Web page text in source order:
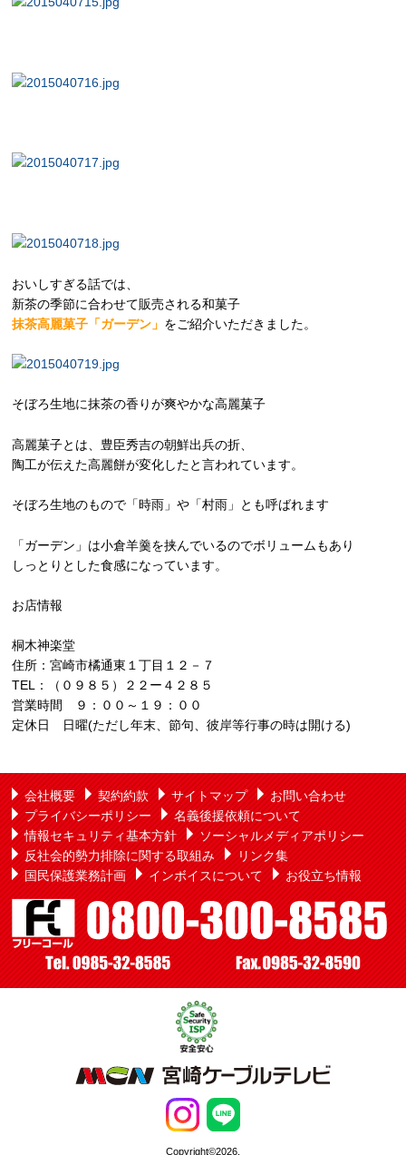
おいしすぎる話では、
新茶の季節に合わせて販売される和菓子
抹茶高麗菓子「ガーデン」 をご紹介いただきました。
そぼろ生地に抹茶の香りが爽やかな高麗菓子
高麗菓子とは、豊臣秀吉の朝鮮出兵の折、
陶工が伝えた高麗餅が変化したと言われています。
そぼろ生地のもので「時雨」や「村雨」とも呼ばれます
「ガーデン」は小倉羊羹を挟んでいるのでボリュームもあり
しっとりとした食感になっています。
お店情報
桐木神楽堂
住所：宮崎市橘通東１丁目１２－７
TEL：（０９８５）２２ー４２８５
営業時間 ９：００～１９：００
定休日 日曜(ただし年末、節句、彼岸等行事の時は開ける)
会社概要 契約約款 サイトマップ
お問い合わせ
プライバシーポリシー
名義後援依頼について
情報セキュリティ基本方針
ソーシャルメディアポリシー
反社会的勢力排除に関する取組み
リンク集
国民保護業務計画
インボイスについて お役立ち情報
Copyright©2026,